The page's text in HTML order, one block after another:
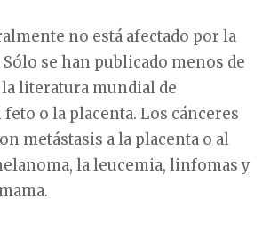
no está afectado por la
se han publicado menos de
la literatura mundial de
feto o la placenta. Los cánceres
metástasis a la placenta o al
la leucemia, linfomas y